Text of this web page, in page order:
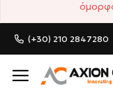
(+30) 210 2847280